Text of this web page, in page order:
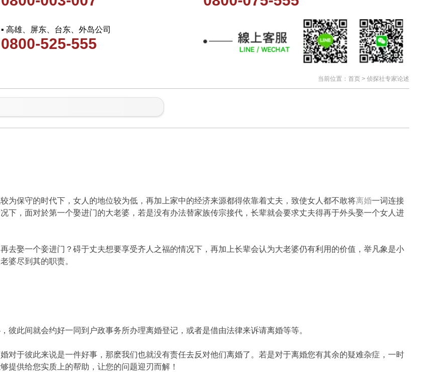
当前位置： 首页> 侦探社专家论述
▪ 高雄、屏东、台东、外岛公司
0800-525-555
为保守的时代下，女人的地位较为低，再加上家中的经济来源都得依靠着丈夫，致使女人都不敢将离婚一词连接
下，面对於第一个娶进门的大老婆，若是没有办法替家族传宗接代，长辈就会要求丈夫得再于外头娶一个女人进
再去娶一个妾进门？碍于丈夫想要享受齐人之福的情况下，再加上长辈会认为大老婆仍有利用的价值，举凡象是小
婆尽到其的职责。
彼此间就会约好一同到户政事务所办理离婚登记，或者是借由法律来诉请离婚等等。
对于彼此来说是一件好事，那麽我们也就没有责任去反对他们离婚了。若是对于离婚您有其余的疑难杂症，一时
够提供给您实质上的帮助，让您的问题迎刃而解！